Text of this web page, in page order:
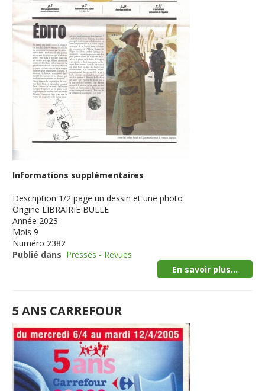
Informations supplémentaires
Description 1/2 page un dessin et une photo
Origine LIBRAIRIE BULLE
Année 2023
Mois 9
Numéro 2382
Publié dans Presses - Revues
En savoir plus...
5 ANS CARREFOUR